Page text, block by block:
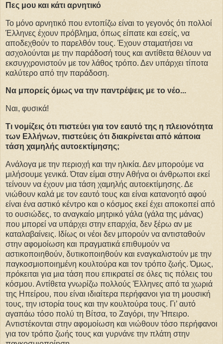
Πες μου και κάτι αρνητικό
Το μόνο αρνητικό που εντοπίζω είναι το γεγονός ότι πολλοί
Έλληνες έχουν πρόβλημα, όπως είπατε και εσείς, να
αποδεχθούν το παρελθόν τους. Έχουν σταματήσει να
ασχολούνται με την παράδοσή τους και αντίθετα θέλουν να
εκσυγχρονιστούν με τον λάθος τρόπο. Δεν υπάρχει τίποτα
καλύτερο από την παράδοση.
Να μπορείς όμως να την παντρέψεις με το νέο...
Ναι, φυσικά!
Τι νομίζεις ότι πιστεύει για τον εαυτό της η πλειονότητα
των Ελλήνων, πιστεύεις ότι διακρίνεται από κάποια
τάση χαμηλής αυτοεκτίμησης;
Ανάλογα με την περιοχή και την ηλικία. Δεν μπορούμε να
μιλήσουμε γενικά. Όταν είμαι στην Αθήνα οι άνθρωποι εκεί
τείνουν να έχουν μια τάση χαμηλής αυτοεκτίμησης. Δε
νιώθουν καλά με τον εαυτό τους και είναι κατανοητό αφού
είναι ένα αστικό κέντρο και ο κόσμος εκεί έχει αποκοπεί από
το ουσιώδες, το αναγκαίο μητρικό γάλα (γάλα της μάνας)
που μπορεί να υπάρχει στην επαρχία, δεν ξέρω αν με
καταλαβαίνεις. Ιδίως οι νέοι δεν μπορούν να αντισταθούν
στην αφομοίωση και πραγματικά επιθυμούν να
αστικοποιηθούν, δυτικοποιηθούν και εναγκαλιστούν με την
παγκοσμιοποιημένη κουλτούρα και τον τρόπο ζωής. Όμως,
πρόκειται για μια τάση που επικρατεί σε όλες τις πόλεις του
κόσμου. Αντίθετα γνωρίζω πολλούς Έλληνες από τα χωριά
της Ηπείρου, που είναι ιδιαίτερα περήφανοι για τη μουσική
τους, την ιστορία τους και την κουλτούρα τους. Γι’ αυτό
αγαπάω τόσο πολύ τη Βίτσα, το Ζαγόρι, την Ήπειρο.
Αντιστέκονται στην αφομοίωση και νιώθουν τόσο περήφανοι
για τον τρόπο ζωής τους και γυρνάνε την πλάτη στην